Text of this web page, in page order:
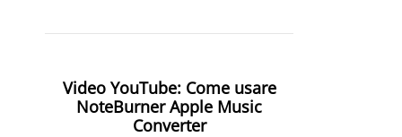
Video YouTube: Come usare
NoteBurner Apple Music
Converter